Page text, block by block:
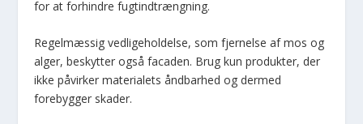
for at forhindre fugtindtrængning.
Regelmæssig vedligeholdelse, som fjernelse af mos og
alger, beskytter også facaden. Brug kun produkter, der
ikke påvirker materialets åndbarhed og dermed
forebygger skader.